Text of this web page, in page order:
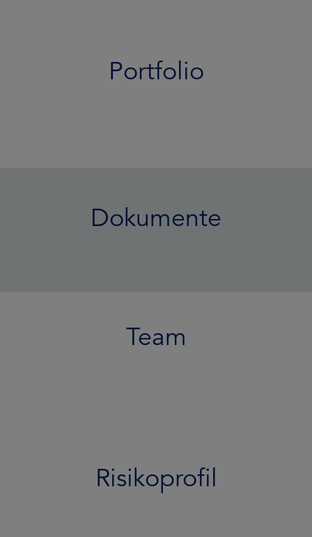
Portfolio
Dokumente
Team
Risikoprofil